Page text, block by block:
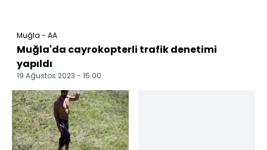
Muğla - AA
Muğla'da cayrokopterli trafik denetimi
yapıldı
19 Ağustos 2023 - 15:00